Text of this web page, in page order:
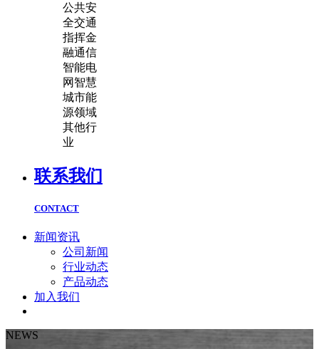
公共安
全交通
指挥金
融通信
智能电
网 智慧
城市能
源领域
其他行
业
联系我们
CONTACT
新闻资讯
公司新闻
行业动态
产品动态
加入我们
NEWS